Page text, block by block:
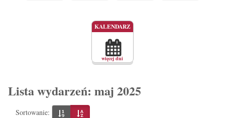
Wybór
dnia
w
harmonogramie
wydarzeń
za
pomocą
więcej dni
KALENDARZ
Lista wydarzeń: maj 2025
Sortowanie: